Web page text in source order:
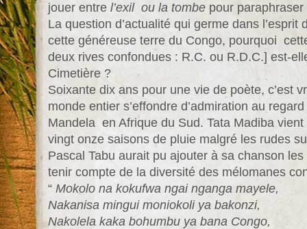
jouer entre l’exil ou la tombe pour
La question d’actualité qui germe dans l’esprit
cette généreuse terre du Congo, pourquoi
deux rives confondues : R.C. ou R.D.C.] est-
Cimetière ?
Soixante dix ans pour une vie de poète, c’est
monde entier s’effondre d’admiration au
Mandela en Afrique du Sud. Tata Madiba
vingt onze saisons de pluie malgré les rudes
Pascal Tabu aurait pu ajouter à sa chanson
tenir compte de la diversité des mélomanes
“ Mokolo na kokufwa ngai nganga mayele,
Nakanisa mingui moniokoli ya bakonzi,
Nakolela kaka bohumbu ya bana Congo,